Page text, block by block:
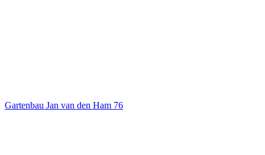
Gartenbau Jan van den Ham 76